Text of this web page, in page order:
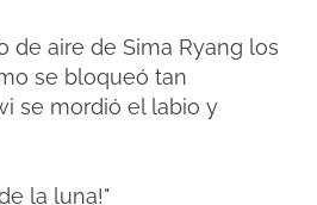
de aire de Sima Ryang los
se bloqueó tan
se mordió el labio y
la luna!"